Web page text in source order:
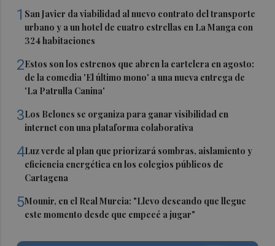
1 San Javier da viabilidad al nuevo contrato del transporte
urbano y a un hotel de cuatro estrellas en La Manga con
324 habitaciones
2Estos son los estrenos que abren la cartelera en agosto:
de la comedia 'El último mono' a una nueva entrega de
'La Patrulla Canina'
3Los Belones se organiza para ganar visibilidad en
internet con una plataforma colaborativa
4Luz verde al plan que priorizará sombras, aislamiento y
eficiencia energética en los colegios públicos de
Cartagena
5Mounir, en el Real Murcia: "Llevo deseando que llegue
este momento desde que empecé a jugar"